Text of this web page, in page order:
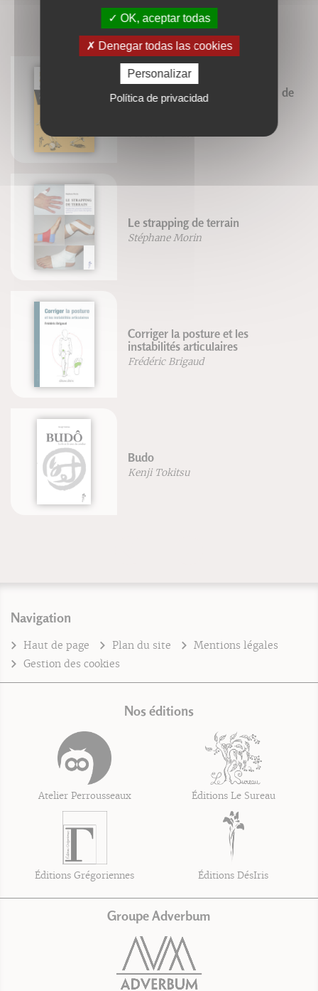
CONNAISSEZ-VOUS AUSSI ?
L'enfant et l'activité physique : de
la théorie à la pratique
Le strapping de terrain
Stéphane Morin
Corriger la posture et les
instabilités articulaires
Frédéric Brigaud
Budo
Kenji Tokitsu
Navigation
Haut de page Plan du site
Mentions légales
Gestion des cookies
Nos éditions
Atelier Perrousseaux Éditions Le Sureau
Éditions Grégoriennes Éditions DésIris
Groupe Adverbum
OK, aceptar todas
Denegar todas las cookies
Personalizar
Política de privacidad